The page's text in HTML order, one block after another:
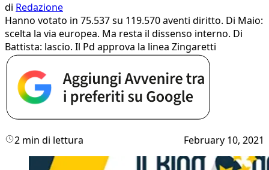
di Redazione
Hanno votato in 75.537 su 119.570 aventi diritto. Di Maio:
scelta la via europea. Ma resta il dissenso interno. Di
Battista: lascio. Il Pd approva la linea Zingaretti
2 min di lettura February 10, 2021